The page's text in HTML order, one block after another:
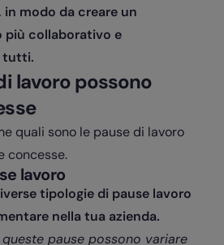
in modo da creare un
più collaborativo e
tutti.
lavoro possono
quali sono le pause di lavoro
concesse.
lavoro
tipologie di pause lavoro
nella tua azienda.
pause possono variare